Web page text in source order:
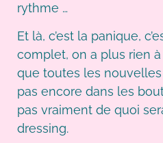
rythme …
Et là, c’est la panique,
complet, on a plus rien à
que toutes les
pas encore dans les
pas vraiment de quoi
dressing.